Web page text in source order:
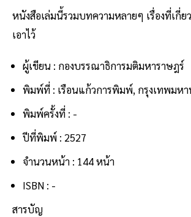
หนังสือเล่มนี้รวมบทความหลายๆ เรื่องที่เกี่
เอาไว้
ผู้เขียน : กองบรรณาธิการมติมหาราษฎร์
พิมพ์ที่ : เรือนแก้วการพิมพ์, กรุงเทพมหา
พิมพ์ครั้งที่ : -
ปีที่พิมพ์ : 2527
จำนวนหน้า : 144 หน้า
ISBN : -
สารบัญ